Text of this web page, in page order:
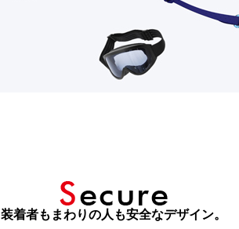
装着者もまわりの人も安全なデザイン。